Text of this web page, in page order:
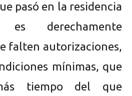
pasó en la residencia
derechamente
falten autorizaciones,
mínimas, que
tiempo del que